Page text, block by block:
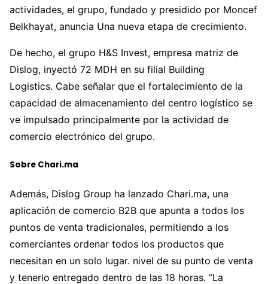
actividades, el grupo, fundado y presidido por Moncef
Belkhayat, anuncia Una nueva etapa de crecimiento.
De hecho, el grupo H&S Invest, empresa matriz de
Dislog, inyectó 72 MDH en su filial Building
Logistics. Cabe señalar que el fortalecimiento de la
capacidad de almacenamiento del centro logístico se
ve impulsado principalmente por la actividad de
comercio electrónico del grupo.
Sobre Chari.ma
Además, Dislog Group ha lanzado Chari.ma, una
aplicación de comercio B2B que apunta a todos los
puntos de venta tradicionales, permitiendo a los
comerciantes ordenar todos los productos que
necesitan en un solo lugar. nivel de su punto de venta
y tenerlo entregado dentro de las 18 horas. “La